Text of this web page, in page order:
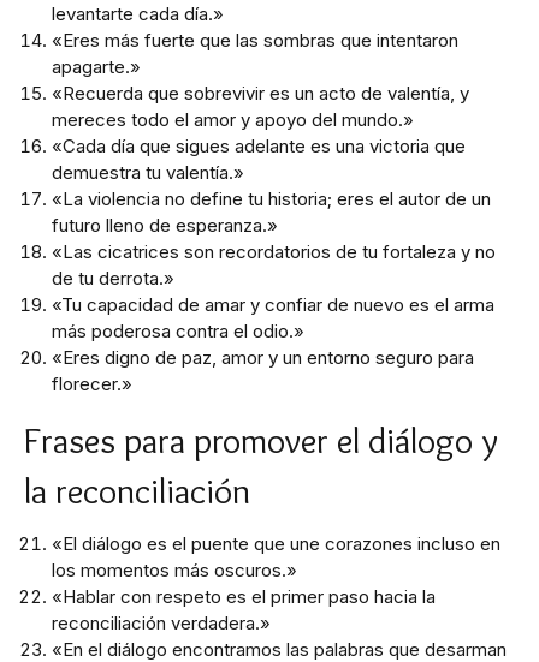
levantarte cada día.»
«Eres más fuerte que las sombras que intentaron
apagarte.»
«Recuerda que sobrevivir es un acto de valentía, y
mereces todo el amor y apoyo del mundo.»
«Cada día que sigues adelante es una victoria que
demuestra tu valentía.»
«La violencia no define tu historia; eres el autor de un
futuro lleno de esperanza.»
«Las cicatrices son recordatorios de tu fortaleza y no
de tu derrota.»
«Tu capacidad de amar y confiar de nuevo es el arma
más poderosa contra el odio.»
«Eres digno de paz, amor y un entorno seguro para
florecer.»
Frases para promover el diálogo y
la reconciliación
«El diálogo es el puente que une corazones incluso en
los momentos más oscuros.»
«Hablar con respeto es el primer paso hacia la
reconciliación verdadera.»
«En el diálogo encontramos las palabras que desarman